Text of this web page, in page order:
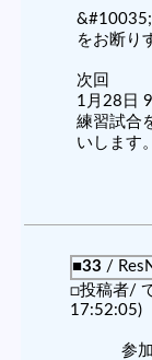
&#10035;
をお断り
次回
1月28日
練習試合
いします
■33 /
□投稿者/
17:52:05)
参